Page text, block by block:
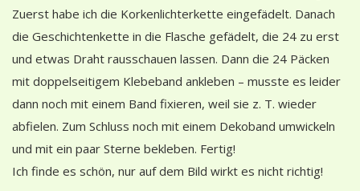
Zuerst habe ich die Korkenlichterkette eingefädelt. Danach
die Geschichtenkette in die Flasche gefädelt, die 24 zu erst
und etwas Draht rausschauen lassen. Dann die 24 Päcken
mit doppelseitigem Klebeband ankleben – musste es leider
dann noch mit einem Band fixieren, weil sie z. T. wieder
abfielen. Zum Schluss noch mit einem Dekoband umwickeln
und mit ein paar Sterne bekleben. Fertig!
Ich finde es schön, nur auf dem Bild wirkt es nicht richtig!